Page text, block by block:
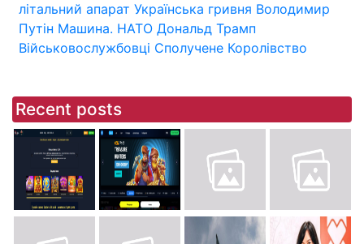
літальний апарат Українська гривня Володимир
Путін Машина. НАТО Дональд Трамп
Військовослужбовці Сполучене Королівство
Recent posts